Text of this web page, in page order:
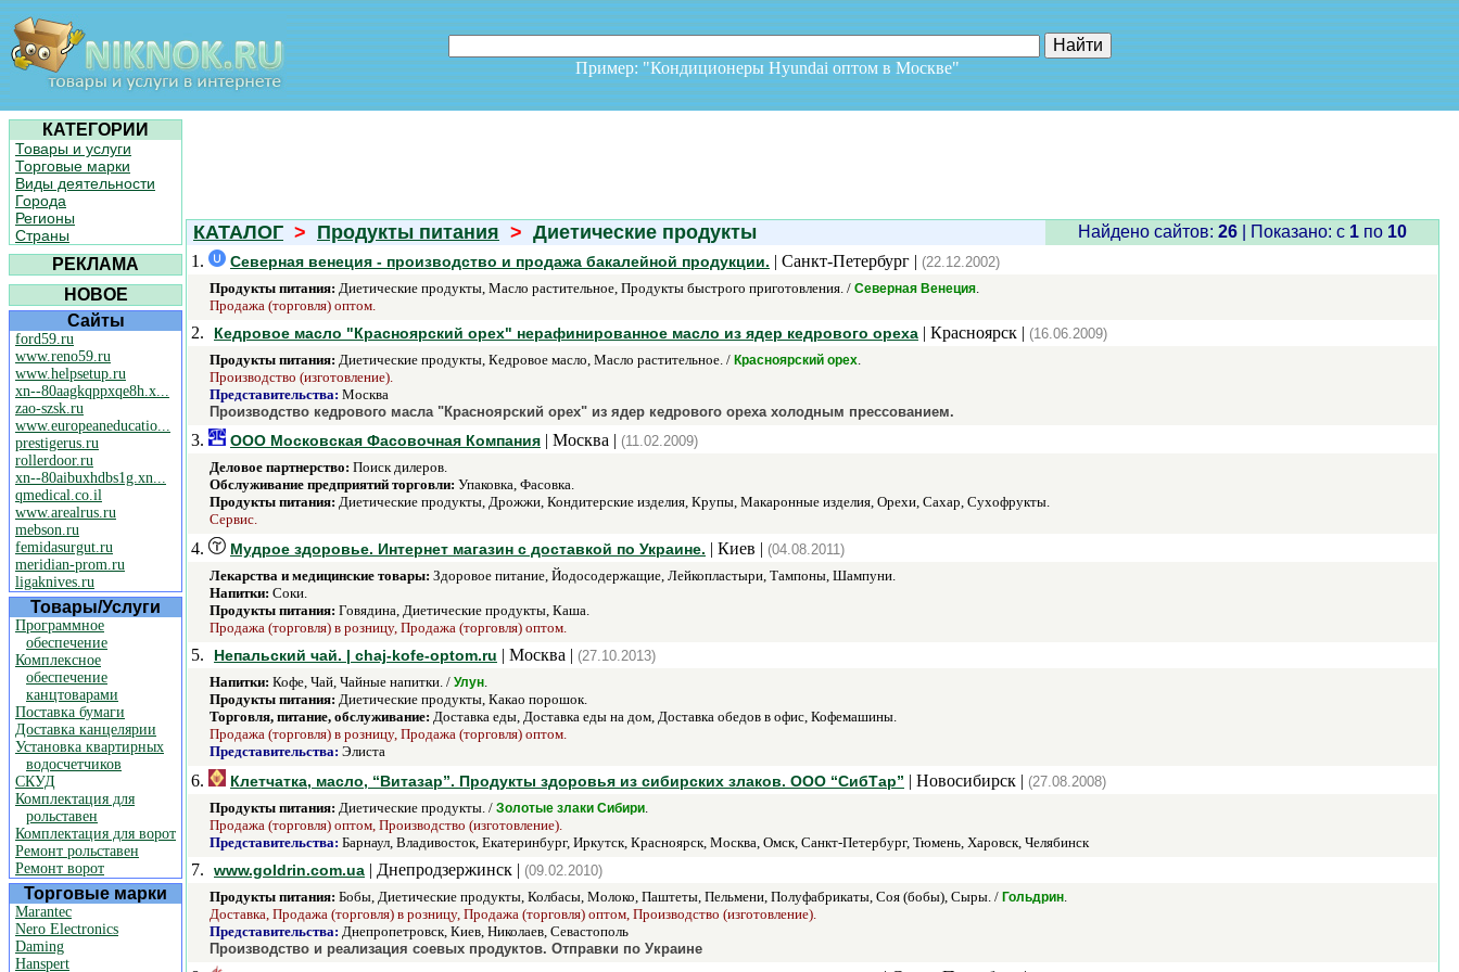
Пример: "Кондиционеры Hyundai оптом в Москве"
КАТЕГОРИИ
Товары и услуги
Торговые марки
Виды деятельности
Города
Регионы
Страны
РЕКЛАМА
НОВОЕ
Сайты
ford59.ru
www.reno59.ru
www.helpsetup.ru
xn--80aagkqppxqe8h.x...
zao-szsk.ru
www.europeaneducatio...
prestigerus.ru
rollerdoor.ru
xn--80aibuxhdbs1g.xn...
qmedical.co.il
www.arealrus.ru
mebson.ru
femidasurgut.ru
meridian-prom.ru
ligaknives.ru
Товары/Услуги
Программное
обеспечение
Комплексное
обеспечение
канцтоварами
Поставка бумаги
Доставка канцелярии
Установка квартирных
водосчетчиков
СКУД
Комплектация для
рольставен
Комплектация для ворот
Ремонт рольставен
Ремонт ворот
Торговые марки
Marantec
Nero Electronics
Daming
Hanspert
КАТАЛОГ > Продукты питания > Диетические продукты Найдено сайтов: 26| Показано: c 1по 10
1.
Северная венеция - производство и продажа бакалейной продукции. | Санкт-Петербург | (22.12.2002)
Продукты питания: Диетические продукты, Масло растительное, Продукты быстрого приготовления. / Северная Венеция.
Продажа (торговля) оптом.
2. Кедровое масло "Красноярский орех" нерафинированное масло из ядер кедрового ореха | Красноярск | (16.06.2009)
Продукты питания: Диетические продукты, Кедровое масло, Масло растительное. / Красноярский орех.
Производство (изготовление).
Представительства: Москва
Производство кедрового масла "Красноярский орех" из ядер кедрового ореха холодным прессованием.
3. ООО Московская Фасовочная Компания | Москва | (11.02.2009)
Деловое партнерство: Поиск дилеров.
Обслуживание предприятий торговли: Упаковка, Фасовка.
Продукты питания: Диетические продукты, Дрожжи, Кондитерские изделия, Крупы, Макаронные изделия, Орехи, Сахар, Сухофрукты.
Сервис.
4. Мудрое здоровье. Интернет магазин с доставкой по Украине. | Киев | (04.08.2011)
Лекарства и медицинские товары: Здоровое питание, Йодосодержащие, Лейкопластыри, Тампоны, Шампуни.
Напитки: Соки.
Продукты питания: Говядина, Диетические продукты, Каша.
Продажа (торговля) в розницу, Продажа (торговля) оптом.
5. Непальский чай. | chaj-kofe-optom.ru | Москва | (27.10.2013)
Напитки: Кофе, Чай, Чайные напитки. / Улун.
Продукты питания: Диетические продукты, Какао порошок.
Торговля, питание, обслуживание: Доставка еды, Доставка еды на дом, Доставка обедов в офис, Кофемашины.
Продажа (торговля) в розницу, Продажа (торговля) оптом.
Представительства: Элиста
6. Клетчатка, масло, “Витазар”. Продукты здоровья из сибирских злаков. ООО “СибТар” | Новосибирск | (27.08.2008)
Продукты питания: Диетические продукты. / Золотые злаки Сибири.
Продажа (торговля) оптом, Производство (изготовление).
Представительства: Барнаул, Владивосток, Екатеринбург, Иркутск, Красноярск, Москва, Омск, Санкт-Петербург, Тюмень, Харовск, Челябинск
7. www.goldrin.com.ua | Днепродзержинск | (09.02.2010)
Продукты питания: Бобы, Диетические продукты, Колбасы, Молоко, Паштеты, Пельмени, Полуфабрикаты, Соя (бобы), Сыры. / Гольдрин.
Доставка, Продажа (торговля) в розницу, Продажа (торговля) оптом, Производство (изготовление).
Представительства: Днепропетровск, Киев, Николаев, Севастополь
Производство и реализация соевых продуктов. Отправки по Украине